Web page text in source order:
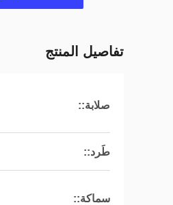
تفاصيل المنتج
صلابة::
طَرد::
سماكة::